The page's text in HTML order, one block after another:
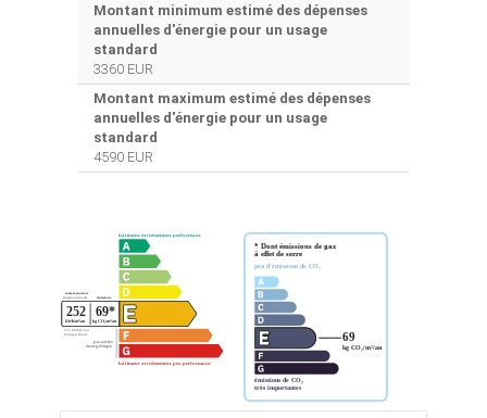
Montant minimum estimé des dépenses
annuelles d'énergie pour un usage
standard
3360 EUR
Montant maximum estimé des dépenses
annuelles d'énergie pour un usage
standard
4590 EUR